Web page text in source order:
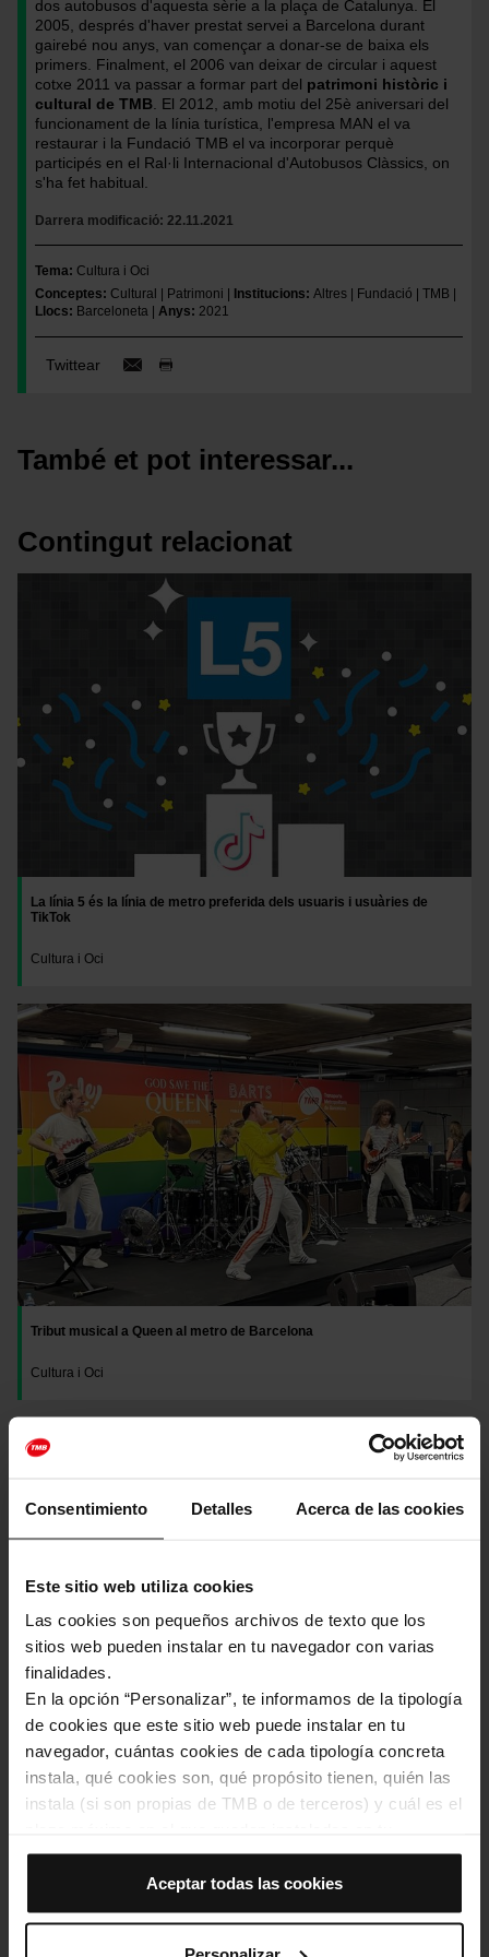
Consentimiento Detalles Acerca de las cookies
Este sitio web utiliza cookies
Las cookies son pequeños archivos de texto que los
sitios web pueden instalar en tu navegador con varias
finalidades.
En la opción “Personalizar”, te informamos de la tipología
de cookies que este sitio web puede instalar en tu
navegador, cuántas cookies de cada tipología concreta
instala, qué cookies son, qué propósito tienen, quién las
instala (si son propias de TMB o de terceros) y cuál es el
navegador. Si el panel de cookies muestra (0), significa
que no instala ninguna cookie de esta tipología.
Si eliges la opción “Aceptar todas las cookies”, permites
Aceptar todas las cookies
dos autobusos d'aquesta sèrie a la plaça de Catalunya. El
2005, després d'haver prestat servei a Barcelona durant
gairebé nou anys, van començar a donar-se de baixa els
primers. Finalment, el 2006 van deixar de circular i aquest
cotxe 2011 va passar a formar part del patrimoni històric i
cultural de TMB. El 2012, amb motiu del 25è aniversari del
funcionament de la línia turística, l'empresa MAN el va
restaurar i la Fundació TMB el va incorporar perquè
participés en el Ral·li Internacional d'Autobusos Clàssics, on
s'ha fet habitual.
Darrera modificació 22.11.2021
Tema Cultura i Oci
Conceptes Cultural Patrimoni Institucions Altres Fundació
TMB
Llocs
Barceloneta Anys 2021
Twittear
També et pot interessar...
Contingut relacionat
La línia 5 és la línia de metro preferida dels usuaris i usuàries de
TikTok
Cultura i Oci
Imatge
Tribut musical a Queen al metro de Barcelona
Cultura i Oci
TMB tanca el Mes de la Diversitat amb l’obra de teatre interactiu “La
Sala d’Espera” al metro d'Universitat
Cultura i Oci